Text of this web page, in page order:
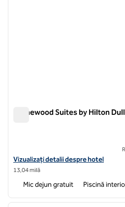
Homewood Suites by Hilton
Vizualizați detaliile hotelului pentru
Vizualizați detalii despre hotel
13,04 milă
Mic dejun gratuit Piscină